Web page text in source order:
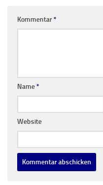
Kommentar*
Name*
Website